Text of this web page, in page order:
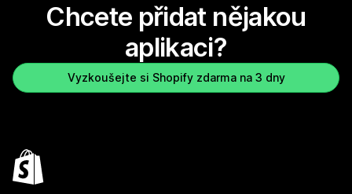
Chcete přidat nějakou
aplikaci?
Vyzkoušejte si Shopify zdarma na 3 dny